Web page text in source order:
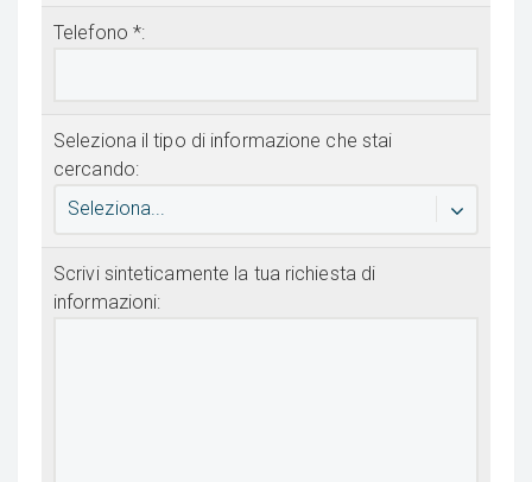
Telefono *:
Seleziona il tipo di informazione che stai
cercando:
Seleziona...
Scrivi sinteticamente la tua richiesta di
informazioni: